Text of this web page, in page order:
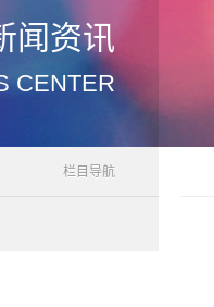
闻资讯
CENTER
栏目导航